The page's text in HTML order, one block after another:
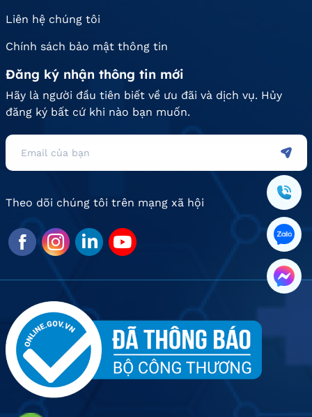
Liên hệ chúng tôi
Chính sách bảo mật thông tin
Đăng ký nhận thông tin mới
Hãy là người đầu tiên biết về ưu đãi và dịch vụ. Hủy
đăng ký bất cứ khi nào bạn muốn.
Theo dõi chúng tôi trên mạng xã hội